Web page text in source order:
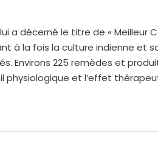
a décerné le titre de « Meilleur
à la fois la culture indienne et
225 remèdes et
et l’effet